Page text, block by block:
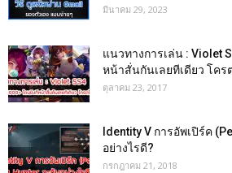
มีนาคม 29, 2023
แนวทางการเล่น : Violet
หน้าสั่นกันเลยทีเดียว โคร
ตุลาคม 23, 2017
Identity V การอัพเปิร์ค
อย่างไรดี?
กรกฎาคม 21, 2018